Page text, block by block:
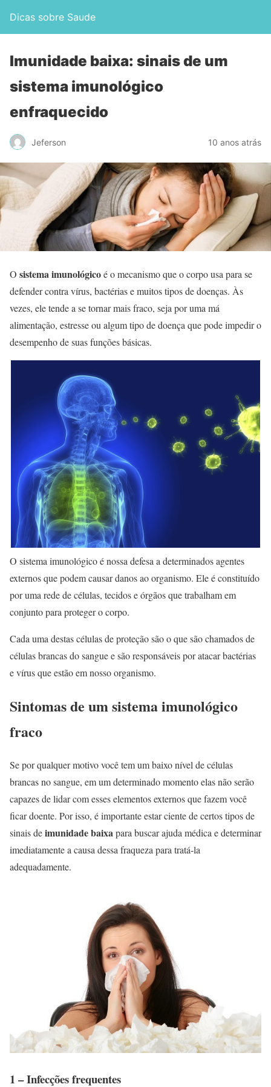
Dicas sobre Saude
Imunidade baixa: sinais de um
sistema imunológico
enfraquecido
Jeferson 10 anos atrás
O sistema imunológicoé o mecanismo que o corpo usa para se
defender contra vírus, bactérias e muitos tipos de doenças. Às
vezes, ele tende a se tornar mais fraco, seja por uma má
alimentação, estresse ou algum tipo de doença que pode impedir o
desempenho de suas funções básicas.
O sistema imunológico é nossa defesa a determinados agentes
externos que podem causar danos ao organismo. Ele é constituído
por uma rede de células, tecidos e órgãos que trabalham em
conjunto para proteger o corpo.
Cada uma destas células de proteção são o que são chamados de
células brancas do sangue e são responsáveis ​​por atacar bactérias
e vírus que estão em nosso organismo.
Sintomas de um sistema imunológico
fraco
Se por qualquer motivo você tem um baixo nível de células
brancas no sangue, em um determinado momento elas não serão
capazes de lidar com esses elementos externos que fazem você
ficar doente. Por isso, é importante estar ciente de certos tipos de
sinais deimunidade baixapara buscar ajuda médica e determinar
imediatamente a causa dessa fraqueza para tratá-la
adequadamente.
1 – Infecções frequentes